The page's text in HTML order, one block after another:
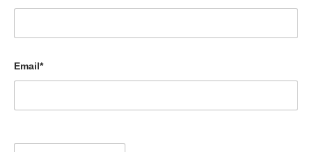
Email*